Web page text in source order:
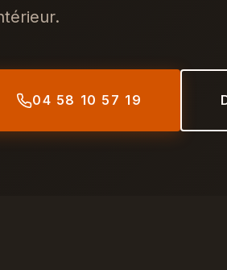
04 58 10 57 19